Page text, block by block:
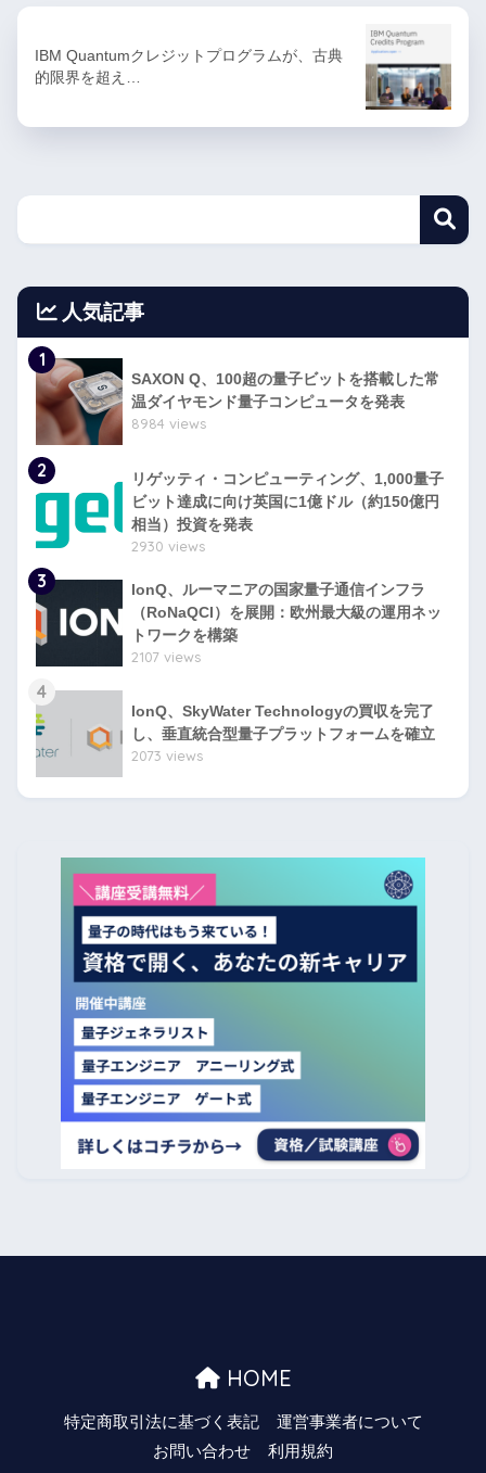
IBM Quantumクレジットプログラムが、古典
的限界を超え…
人気記事
1
SAXON Q、100超の量子ビットを搭載した常
温ダイヤモンド量子コンピュータを発表
8984 views
2
リゲッティ・コンピューティング、1,000量子
ビット達成に向け英国に1億ドル（約150億円
相当）投資を発表
2930 views
3
IonQ、ルーマニアの国家量子通信インフラ
（RoNaQCI）を展開：欧州最大級の運用ネッ
トワークを構築
2107 views
4
IonQ、SkyWater Technologyの買収を完了
し、垂直統合型量子プラットフォームを確立
2073 views
HOME
特定商取引法に基づく表記
運営事業者について
お問い合わせ
利用規約